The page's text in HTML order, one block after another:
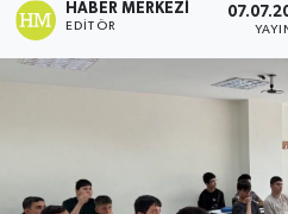
HABER MERKEZI
EDITÖR